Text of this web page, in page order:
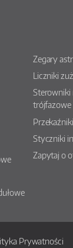
Zegary
Liczniki
Sterowniki
trójfazowe
Styczniki
Zapytaj o
Prywatności